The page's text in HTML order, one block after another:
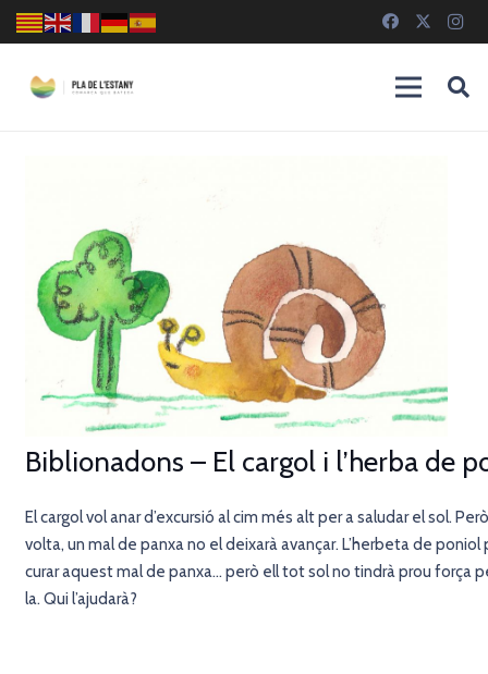
Biblionadons – El cargol i l’herba de
El cargol vol anar d’excursió al cim més alt per a saludar el sol.
volta, un mal de panxa no el deixarà avançar. L’herbeta de poniol
curar aquest mal de panxa… però ell tot sol no tindrà prou força
la. Qui l’ajudarà?